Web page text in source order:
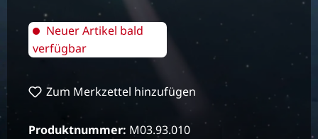
Neuer Artikel bald
verfügbar
Zum Merkzettel hinzufügen
Produktnummer: M03.93.010